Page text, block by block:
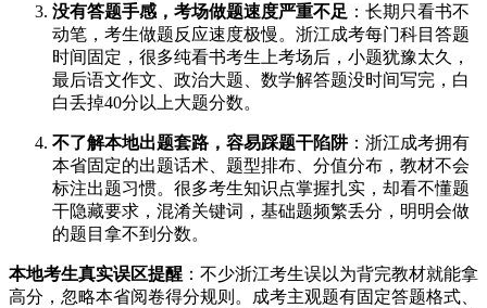
没有答题手感，考场做题速度严重不足 ：长期只看书不
动笔，考生做题反应速度极慢。浙江成考每门科目答题
时间固定，很多纯看书考生上考场后，小题犹豫太久，
最后语文作文、政治大题、数学解答题没时间写完，白
白丢掉40分以上大题分数。
不了解本地出题套路，容易踩题干陷阱：浙江成考拥有
本省固定的出题话术、题型排布、分值分布，教材不会
标注出题习惯。很多考生知识点掌握扎实，却看不懂题
干隐藏要求，混淆关键词，基础题频繁丢分，明明会做
的题目拿不到分数。
本地考生真实误区提醒 ：不少浙江考生误以为背完教材就能拿
高分，忽略本省阅卷得分规则。成考主观题有固定答题格式、